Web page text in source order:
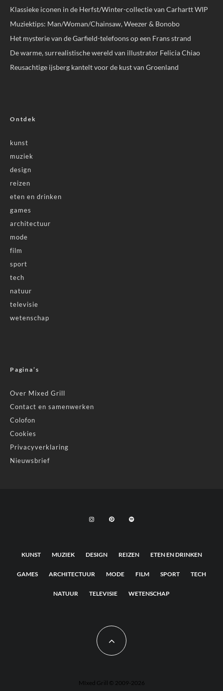
Klassieke iconen in de Herfst/Winter-collectie van Carhartt WIP
Muziektips: Man/Woman/Chainsaw, Weezer & Bonobo
Het mysterie van de Garfield-telefoons op een Frans strand
De warme, surrealistische wereld van illustrator Felicia Chiao
Reusachtige ijsberg kantelt voor de kust van Groenland
Ontdek
kunst
muziek
design
reizen
eten en drinken
games
architectuur
mode
film
sport
tech
natuur
televisie
wetenschap
Pagina’s
Over Mixed Grill
Contact en samenwerken
Colofon
Cookies
Privacyverklaring
Nieuwsbrief
KUNST MUZIEK DESIGN REIZEN ETEN EN DRINKEN
GAMES ARCHITECTUUR MODE FILM SPORT TECH
NATUUR TELEVISIE WETENSCHAP
MIxed Grill © 2009-2026